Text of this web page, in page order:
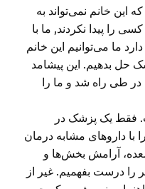
این خانم نمی‌تواند به
را پیدا نکردند, ما با
ما می‌توانیم این خانم
حل بدهیم. این پیشامد
طی راه شد و ما را
فقط یک پزشک در
با داروهای مشابه درمان
آرامش بخش‌ها و
را درست بفهمیم. غیر از